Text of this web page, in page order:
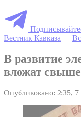
Вестник Кавказа —
В развитие
вложат
Опубликовано: 2:35,